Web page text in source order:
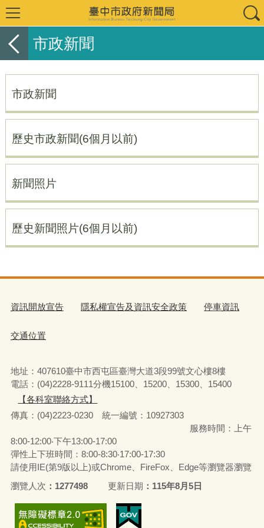
市政新聞
市政新聞
歷史市政新聞(6個月以前)
新聞照片
歷史新聞照片(6個月以前)
資訊開放宣告 隱私權宣告及資訊安全政策 停車資訊
交通位置
地址：407610臺中市西屯區臺灣大道3段99號文心樓8樓
電話：(04)2228-9111分機15100、15200、15300、15400
【各科室聯絡方式】
傳真：(04)2223-0230 統一編號 ： 10927303
服務時間：上午
8:00-12:00‧下午13:00-17:00
彈性上下班時間：8:00-8:30‧17:00-17:30
請使用IE(第9版以上)或Chrome、FireFox、Edge等瀏覽器瀏覽
瀏覽人次
1277498 更新日期 115年8月5日